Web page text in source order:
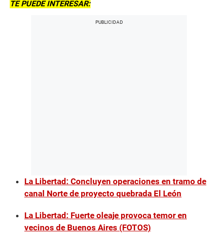
TE PUEDE INTERESAR:
La Libertad: Concluyen operaciones en tramo de
canal Norte de proyecto quebrada El León
La Libertad: Fuerte oleaje provoca temor en
vecinos de Buenos Aires (FOTOS)